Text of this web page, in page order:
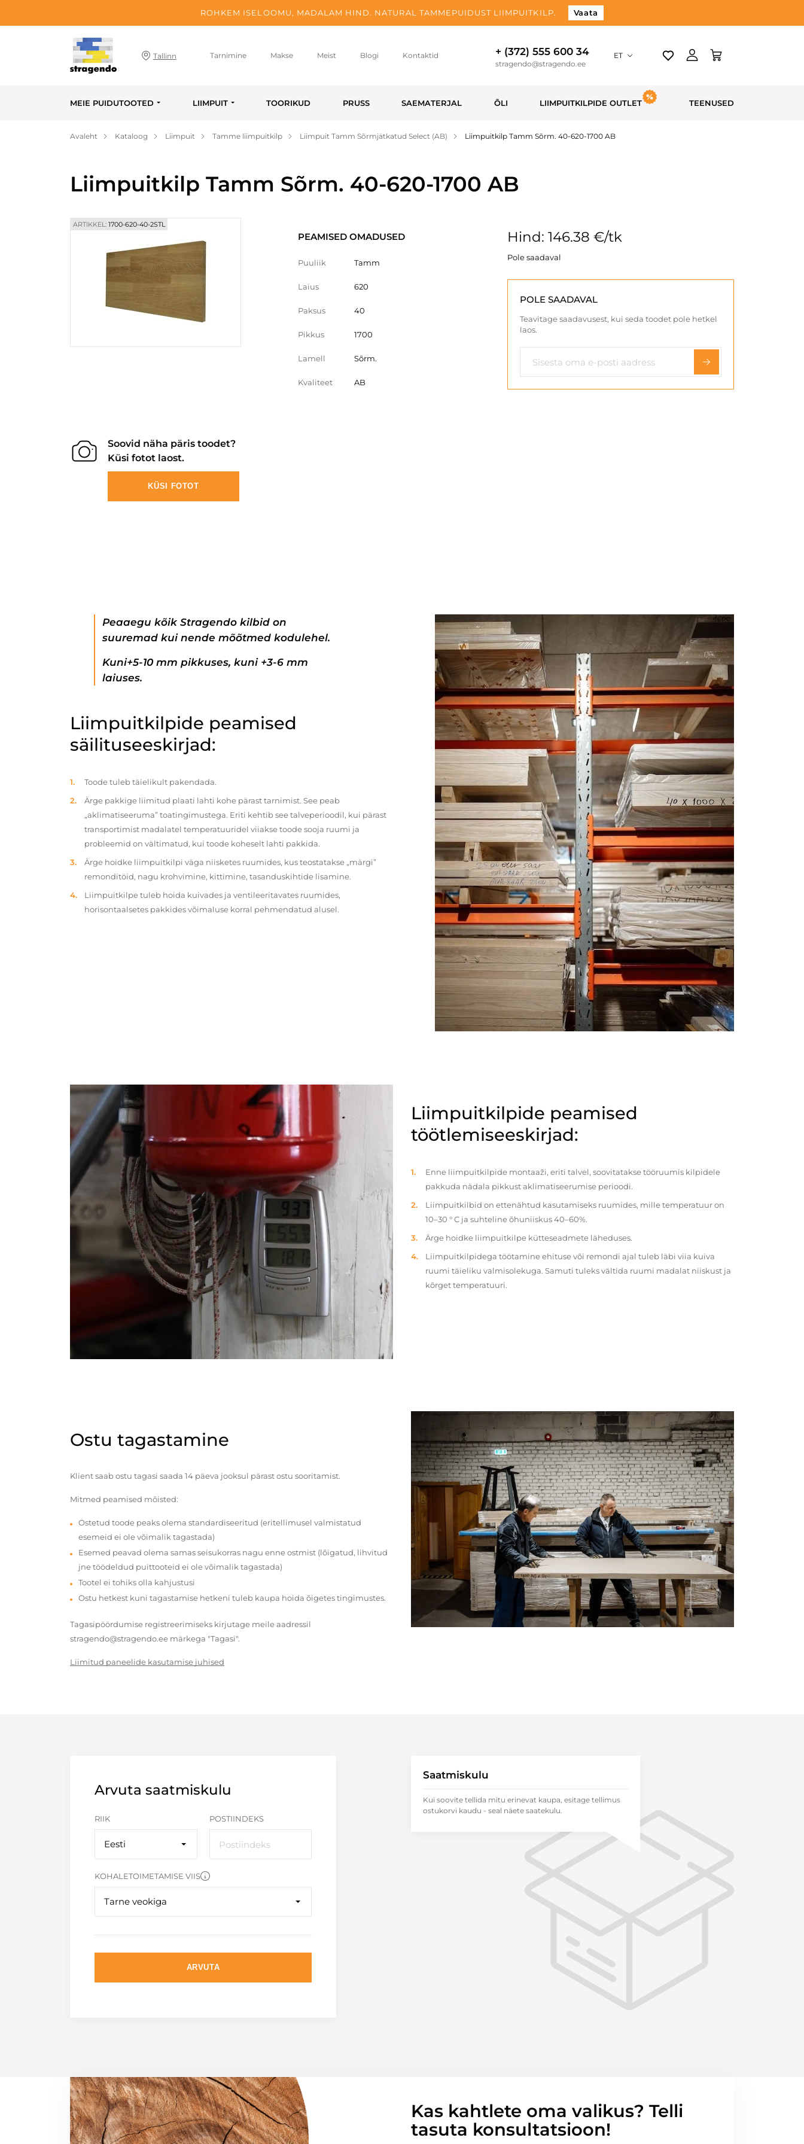
ROHKEM ISELOOMU, MADALAM HIND. NATURAL TAMMEPUIDUST LIIMPUITKILP. Vaata
Tallinn Tarnimine Makse Meist Blogi Kontaktid + (372) 555 600 34
stragendo@stragendo.ee
ET
MEIE PUIDUTOOTED LIIMPUIT TOORIKUD PRUSS SAEMATERJAL ÕLI LIIMPUITKILPIDE OUTLET TEENUSED
Avaleht Kataloog Liimpuit Tamme liimpuitkilp Liimpuit Tamm Sõrmjätkatud Select (AB) Liimpuitkilp Tamm Sõrm. 40-620-1700 AB
Liimpuitkilp Tamm Sõrm. 40-620-1700 AB
ARTIKKEL: 1700-620-40-2STL
PEAMISED OMADUSED
Puuliik Tamm
Laius 620
Paksus 40
Pikkus 1700
Lamell Sõrm.
Kvaliteet AB
Hind: 146.38 €/tk
Pole saadaval
POLE SAADAVAL
Teavitage saadavusest, kui seda toodet pole hetkel
laos.
Soovid näha päris toodet?
Küsi fotot laost.
KÜSI FOTOT
Peaaegu kõik Stragendo kilbid on
suuremad kui nende mõõtmed kodulehel.
Kuni+5-10 mm pikkuses, kuni +3-6 mm
laiuses.
Liimpuitkilpide peamised
säilituseeskirjad:
Toode tuleb täielikult pakendada.
Ärge pakkige liimitud plaati lahti kohe pärast tarnimist. See peab
„aklimatiseeruma” toatingimustega. Eriti kehtib see talveperioodil, kui pärast
transportimist madalatel temperatuuridel viiakse toode sooja ruumi ja
probleemid on vältimatud, kui toode koheselt lahti pakkida.
Ärge hoidke liimpuitkilpi väga niisketes ruumides, kus teostatakse „märgi”
remonditöid, nagu krohvimine, kittimine, tasanduskihtide lisamine.
Liimpuitkilpe tuleb hoida kuivades ja ventileeritavates ruumides,
horisontaalsetes pakkides võimaluse korral pehmendatud alusel.
Liimpuitkilpide peamised
töötlemiseeskirjad:
Enne liimpuitkilpide montaaži, eriti talvel, soovitatakse tööruumis kilpidele
pakkuda nädala pikkust aklimatiseerumise perioodi.
Liimpuitkilbid on ettenähtud kasutamiseks ruumides, mille temperatuur on
10–30 ° C ja suhteline õhuniiskus 40–60%.
Ärge hoidke liimpuitkilpe kütteseadmete läheduses.
Liimpuitkilpidega töötamine ehituse või remondi ajal tuleb läbi viia kuiva
ruumi täieliku valmisolekuga. Samuti tuleks vältida ruumi madalat niiskust ja
kõrget temperatuuri.
Ostu tagastamine
Klient saab ostu tagasi saada 14 päeva jooksul pärast ostu sooritamist.
Mitmed peamised mõisted:
Ostetud toode peaks olema standardiseeritud (eritellimusel valmistatud
esemeid ei ole võimalik tagastada)
Esemed peavad olema samas seisukorras nagu enne ostmist (lõigatud, lihvitud
jne töödeldud puittooteid ei ole võimalik tagastada)
Tootel ei tohiks olla kahjustusi
Ostu hetkest kuni tagastamise hetkeni tuleb kaupa hoida õigetes tingimustes.
Tagasipöördumise registreerimiseks kirjutage meile aadressil
stragendo@stragendo.ee märkega "Tagasi".
Liimitud paneelide kasutamise juhised
Arvuta saatmiskulu
RIIK
Eesti
POSTIINDEKS
KOHALETOIMETAMISE VIIS
Tarne veokiga
ARVUTA
Saatmiskulu
Kui soovite tellida mitu erinevat kaupa, esitage tellimus
ostukorvi kaudu - seal näete saatekulu.
Kas kahtlete oma valikus? Telli
tasuta konsultatsioon!